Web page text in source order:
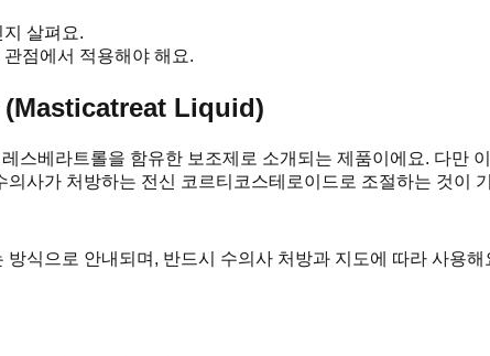
살펴요.
점에서 적용해야 해요.
(Masticatreat Liquid)
스베라트롤을 함유한 보조제로 소개되는 제품이에요. 다만
사가 처방하는 전신 코르티코스테로이드로 조절하는 것이
방식으로 안내되며, 반드시 수의사 처방과 지도에 따라 사용해